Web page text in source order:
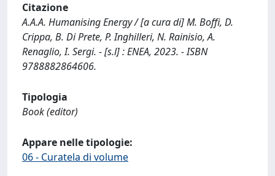
Citazione
A.A.A. Humanising Energy / [a cura di] M. Boffi, D.
Crippa, B. Di Prete, P. Inghilleri, N. Rainisio, A.
Renaglio, I. Sergi. - [s.l] : ENEA, 2023. - ISBN
9788882864606.
Tipologia
Book (editor)
Appare nelle tipologie:
06 - Curatela di volume